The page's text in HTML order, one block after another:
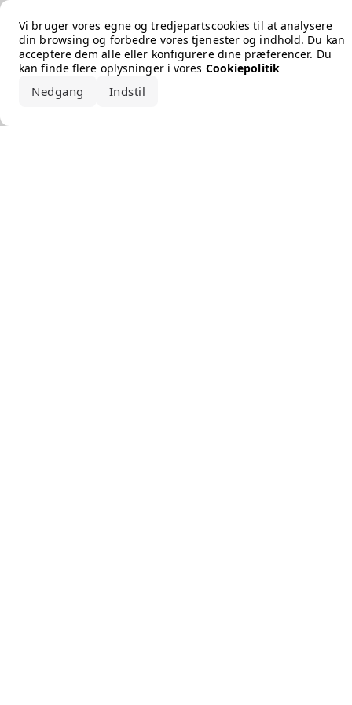
Vi bruger vores egne og tredjepartscookies til at analysere
din browsing og forbedre vores tjenester og indhold. Du kan
acceptere dem alle eller konfigurere dine præferencer. Du
kan finde flere oplysninger i vores Cookiepolitik
Nedgang Indstil
Error loading the brand